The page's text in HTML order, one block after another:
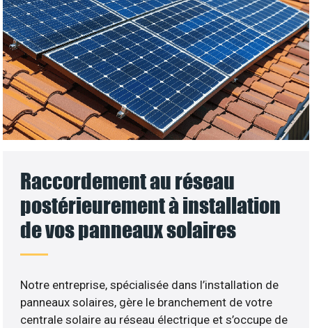
Raccordement au réseau
postérieurement à installation
de vos panneaux solaires
Notre entreprise, spécialisée dans l’installation de
panneaux solaires, gère le branchement de votre
centrale solaire au réseau électrique et s’occupe de